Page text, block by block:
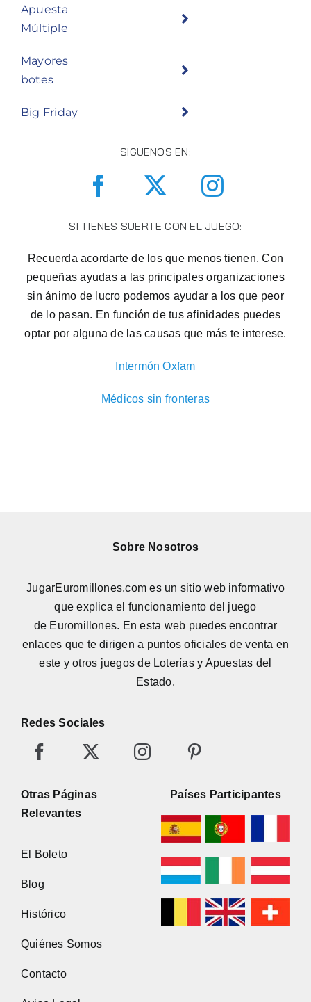
Apuesta
Múltiple
Mayores
botes
Big Friday
SIGUENOS EN:
SI TIENES SUERTE CON EL JUEGO:
Recuerda acordarte de los que menos tienen. Con
pequeñas ayudas a las principales organizaciones
sin ánimo de lucro podemos ayudar a los que peor
de lo pasan. En función de tus afinidades puedes
optar por alguna de las causas que más te interese.
Intermón Oxfam
Médicos sin fronteras
Sobre Nosotros
JugarEuromillones.com es un sitio web informativo
que explica el funcionamiento del juego
de Euromillones. En esta web puedes encontrar
enlaces que te dirigen a puntos oficiales de venta en
este y otros juegos de Loterías y Apuestas del
Estado.
Redes Sociales
Otras Páginas
Relevantes
El Boleto
Blog
Histórico
Quiénes Somos
Contacto
Países Participantes